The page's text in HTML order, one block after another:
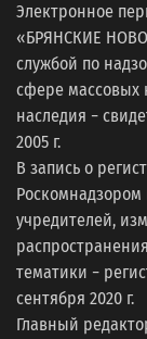
Электронное
«БРЯНСКИЕ
службой по
сфере массовых
наследия −
2005 г.
В запись о
Роскомнадзором
учредителей,
тематики −
сентября 2020 г.
Главный